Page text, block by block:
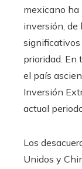
mexicano
inversión, de
significativos
prioridad. En
el país
Inversión
actual
Los
Unidos y